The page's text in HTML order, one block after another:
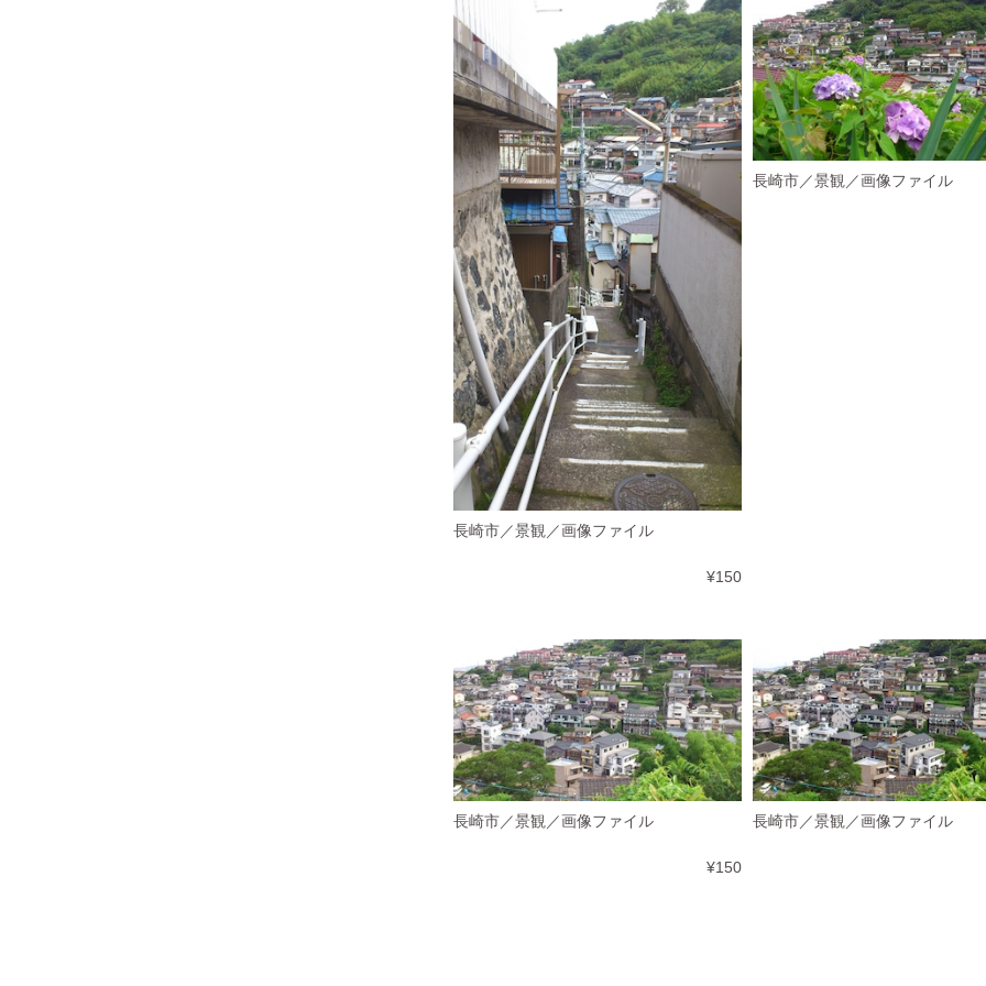
長崎市／景観／画像ファイル
¥150
長崎市／景観／画像ファイル
長崎市／景観／画像ファイル
¥150
長崎市／景観／画像ファイル